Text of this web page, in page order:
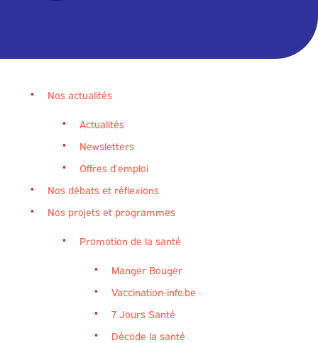
Nos actualités
Actualités
Newsletters
Offres d’emploi
Nos débats et réflexions
Nos projets et programmes
Promotion de la santé
Manger Bouger
Vaccination-info.be
7 Jours Santé
Décode la santé